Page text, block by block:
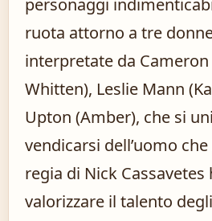
personaggi
ruota attorno a tre
interpretate da Cameron
Whitten), Leslie Mann
Upton (Amber), che si
vendicarsi dell’uomo
regia di Nick Cassavetes
valorizzare il talento